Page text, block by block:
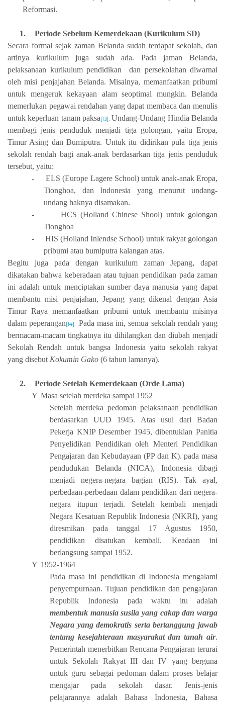
Reformasi.
1.
Periode Sebelum Kemerdekaan (Kurikulum SD)
Secara formal sejak zaman Belanda sudah terdapat sekolah, dan
artinya kurikulum juga sudah ada. Pada jaman Belanda,
pelaksanaan kurikulum pendidikan dan persekolahan diwarnai
oleh misi penjajahan Belanda. Misalnya, memanfaatkan pribumi
untuk mengeruk kekayaan alam seoptimal mungkin. Belanda
memerlukan pegawai rendahan yang dapat membaca dan menulis
untuk keperluan tanam paksa[13] Undang-Undang Hindia Belanda
membagi jenis penduduk menjadi tiga golongan, yaitu Eropa,
Timur Asing dan Bumiputra. Untuk itu didirikan pula tiga jenis
sekolah rendah bagi anak-anak berdasarkan tiga jenis penduduk
tersebut, yaitu:
-
ELS (Europe Lagere School) untuk anak-anak Eropa,
Tionghoa, dan Indonesia yang menurut undang-
undang haknya disamakan.
-
HCS (Holland Chinese Shool) untuk golongan
Tionghoa
-
HIS (Holland Inlendse School) untuk rakyat golongan
pribumi atau bumiputra kalangan atas.
Begitu juga pada dengan kurikulum zaman Jepang, dapat
dikatakan bahwa keberadaan atau tujuan pendidikan pada zaman
ini adalah untuk menciptakan sumber daya manusia yang dapat
membantu misi penjajahan, Jepang yang dikenal dengan Asia
Timur Raya memanfaatkan pribumi untuk membantu misinya
dalam peperangan[14]
Pada masa ini, semua sekolah rendah yang
bermacam-macam tingkatnya itu dihilangkan dan diubah menjadi
Sekolah Rendah untuk bangsa Indonesia yaitu sekolah rakyat
yang disebut Kokumin Gako (6 tahun lamanya).
2.
Periode Setelah Kemerdekaan (Orde Lama)
Y Masa setelah merdeka sampai 1952
Setelah merdeka pedoman pelaksanaan pendidikan
berdasarkan UUD 1945. Atas usul dari Badan
Pekerja KNIP Desember 1945, dibentuklan Panitia
Penyelidikan Pendidikan oleh Menteri Pendidikan
Pengajaran dan Kebudayaan (PP dan K). pada masa
pendudukan Belanda (NICA), Indonesia dibagi
menjadi negera-negara bagian (RIS). Tak ayal,
perbedaan-perbedaan dalam pendidikan dari negera-
negara itupun terjadi. Setelah kembali menjadi
Negara Kesatuan Republik Indonesia (NKRI), yang
diresmikan pada tanggal 17 Agustus 1950,
pendidikan disatukan kembali. Keadaan ini
berlangsung sampai 1952.
Y 1952-1964
Pada masa ini pendidikan di Indonesia mengalami
penyempurnaan. Tujuan pendidikan dan pengajaran
Republik Indonesia pada waktu itu adalah
membentuk manusia susila yang cakap dan warga
Negara yang demokratis serta bertanggung jawab
tentang kesejahteraan masyarakat dan tanah air.
Pemerintah menerbitkan Rencana Pengajaran terurai
untuk Sekolah Rakyat III dan IV yang berguna
untuk guru sebagai pedoman dalam proses belajar
mengajar pada sekolah dasar. Jenis-jenis
pelajarannya adalah Bahasa Indonesia, Bahasa